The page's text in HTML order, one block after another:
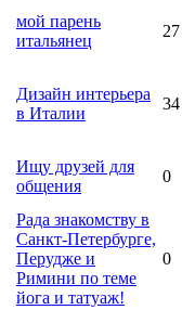
мой парень
итальянец
27
Дизайн интерьера
в Италии
34
Ищу друзей для
общения
0
Рада знакомству в
Санкт-Петербурге,
Перудже и
Римини по теме
йога и татуаж!
0